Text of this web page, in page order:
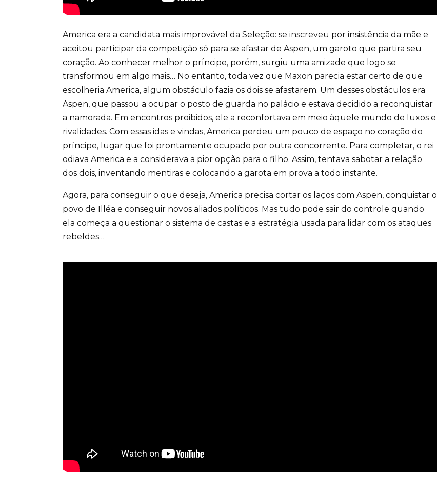
America era a candidata mais improvável da Seleção: se inscreveu por insistência da mãe e
aceitou participar da competição só para se afastar de Aspen, um garoto que partira seu
coração. Ao conhecer melhor o príncipe, porém, surgiu uma amizade que logo se
transformou em algo mais… No entanto, toda vez que Maxon parecia estar certo de que
escolheria America, algum obstáculo fazia os dois se afastarem. Um desses obstáculos era
Aspen, que passou a ocupar o posto de guarda no palácio e estava decidido a reconquistar
a namorada. Em encontros proibidos, ele a reconfortava em meio àquele mundo de luxos e
rivalidades. Com essas idas e vindas, America perdeu um pouco de espaço no coração do
príncipe, lugar que foi prontamente ocupado por outra concorrente. Para completar, o rei
odiava America e a considerava a pior opção para o filho. Assim, tentava sabotar a relação
dos dois, inventando mentiras e colocando a garota em prova a todo instante.
Agora, para conseguir o que deseja, America precisa cortar os laços com Aspen, conquistar o
povo de Illéa e conseguir novos aliados políticos. Mas tudo pode sair do controle quando
ela começa a questionar o sistema de castas e a estratégia usada para lidar com os ataques
rebeldes…